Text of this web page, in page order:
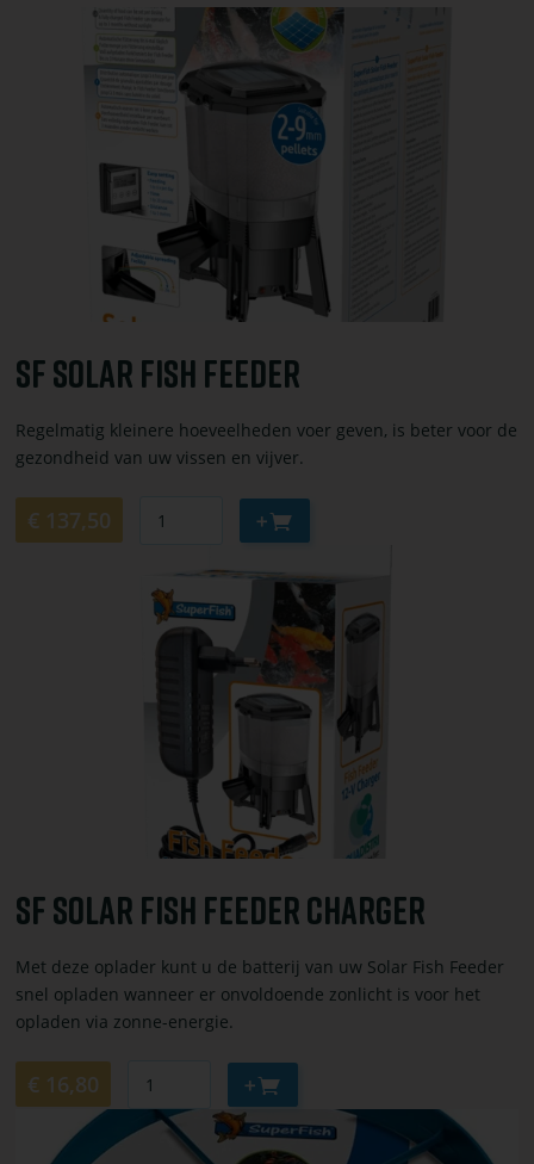
SF SOLAR FISH FEEDER
Regelmatig kleinere hoeveelheden voer geven, is beter voor de
gezondheid van uw vissen en vijver.
€ 137,50 Aan
winkelwagen
toevoegen
SF SOLAR FISH FEEDER CHARGER
Met deze oplader kunt u de batterij van uw Solar Fish Feeder
snel opladen wanneer er onvoldoende zonlicht is voor het
opladen via zonne-energie.
€ 16,80 Aan
winkelwagen
toevoegen